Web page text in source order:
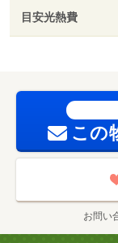
目安光熱費
この
お問い